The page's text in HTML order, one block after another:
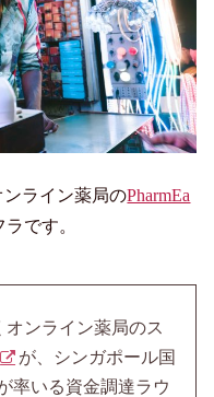
ライン薬局のPharmEa
です。
ンライン薬局のス
が、シンガポール国
率いる資金調達ラウ